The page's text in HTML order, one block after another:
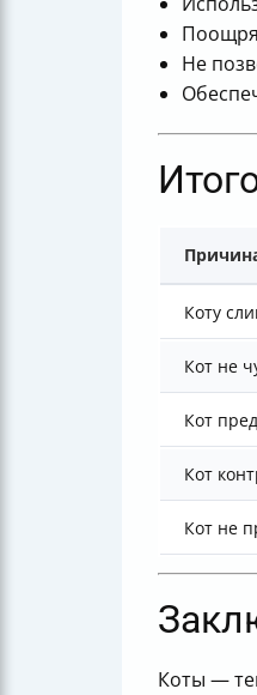
Не
Коту
Кот не
Кот
Кот
Кот не
Коты —